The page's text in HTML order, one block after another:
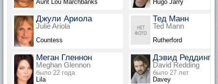
Aunt Lou Marchbanks
Hugo Jarry
Джули Ариола
Julie Ariola
Countess
Тед Манн
Ted Mann
Rutherford
Меган Гленнон
Meghan Glennon
было 22 года
Lila
Дэвид Реддинг
David Redding
было 27 лет
Davey